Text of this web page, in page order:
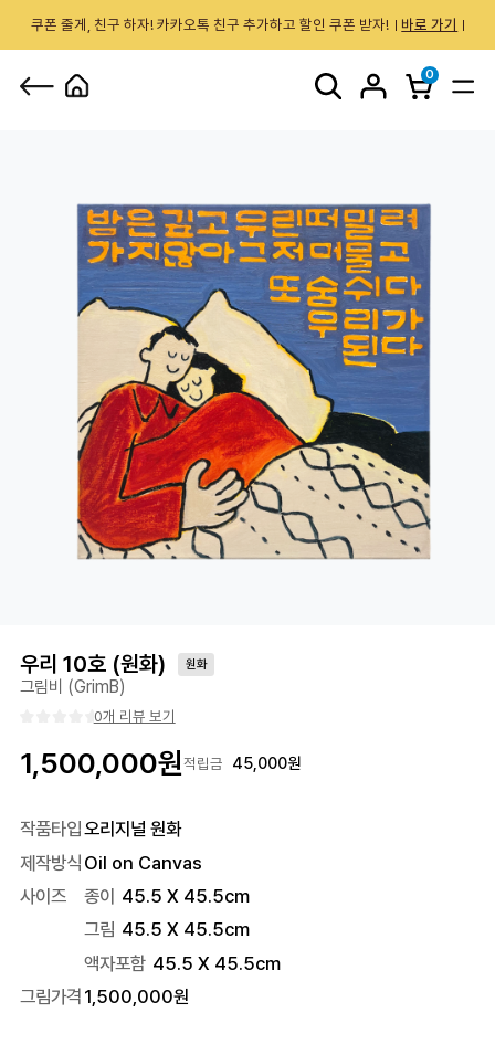
쿠폰 줄게, 친구 하자! 카카오톡 친구 추가하고 할인 쿠폰 받자! 바로 가기
0
우리 10호 (원화) 원화
그림비 (GrimB)
0개 리뷰 보기
1,500,000원적립금 45,000원
작품타입오리지널 원화
제작방식 Oil on Canvas
사이즈
종이 45.5 X 45.5cm
그림 45.5 X 45.5cm
액자포함 45.5 X 45.5cm
그림가격 1,500,000원